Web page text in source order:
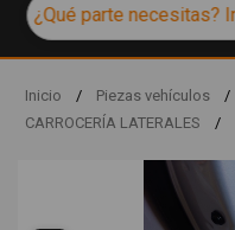
Inicio / Piezas vehículos /
CARROCERÍA LATERALES
/